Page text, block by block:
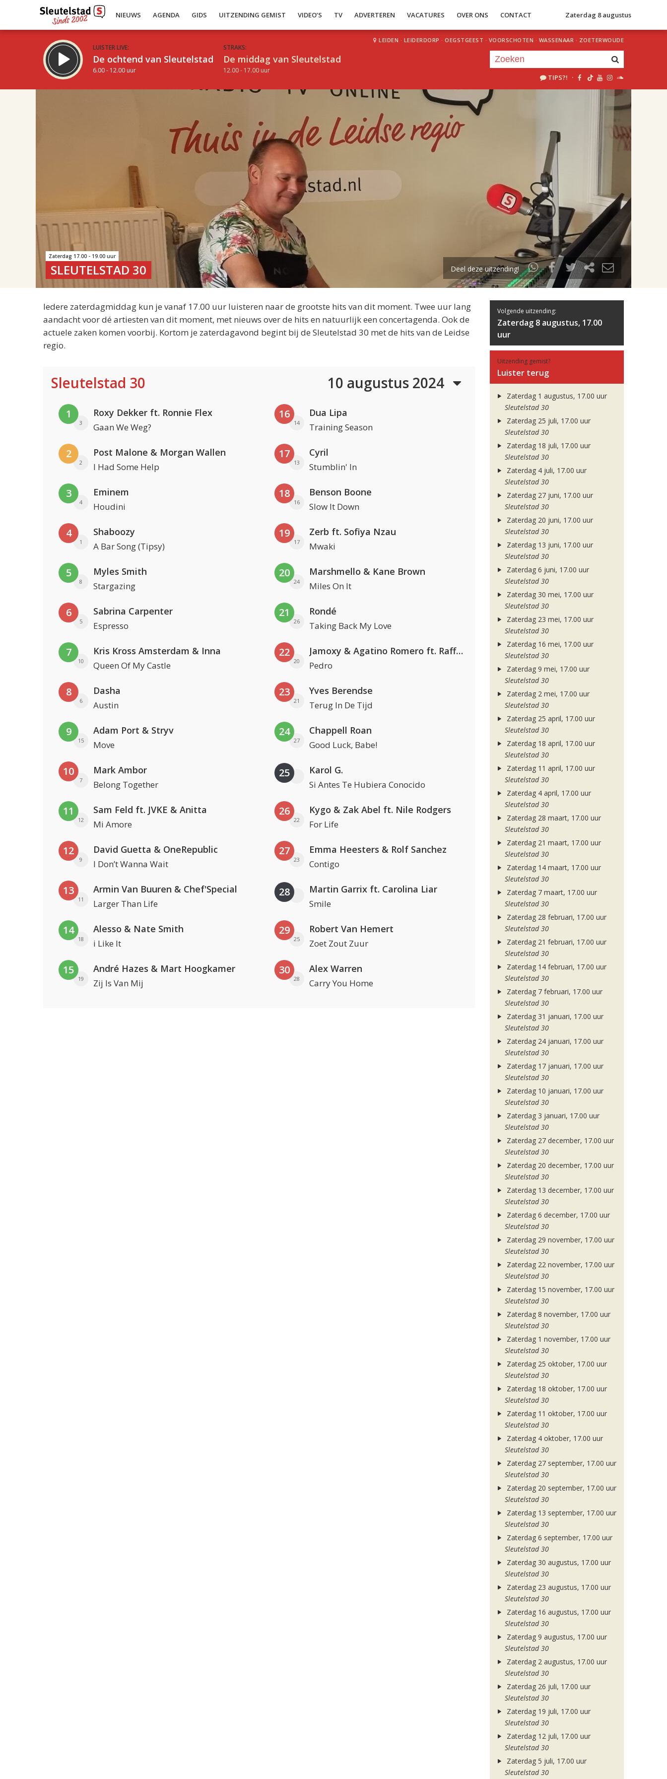
NIEUWS AGENDA GIDS UITZENDING GEMIST VIDEO’S TV ADVERTEREN VACATURES OVER ONS CONTACT Zaterdag 8 augustus
LUISTER LIVE:
De ochtend van Sleutelstad
6.00 - 12.00 uur
STRAKS:
De middag van Sleutelstad
12.00 - 17.00 uur
LEIDEN · LEIDERDORP · OEGSTGEEST · VOORSCHOTEN · WASSENAAR · ZOETERWOUDE
TIPS?! ·
uur 1 van 2
Volgend uur
Zaterdag 17.00 - 19.00 uur
SLEUTELSTAD 30 Deel deze uitzending!
Iedere zaterdagmiddag kun je vanaf 17.00 uur luisteren naar de grootste hits van dit moment. Twee uur lang
aandacht voor dé artiesten van dit moment, met nieuws over de hits en natuurlijk een concertagenda. Ook de
actuele zaken komen voorbij. Kortom je zaterdagavond begint bij de Sleutelstad 30 met de hits van de Leidse
regio.
Sleutelstad 30 10 augustus 2024
1
3
Roxy Dekker ft. Ronnie Flex
Gaan We Weg?
2
2
Post Malone & Morgan Wallen
I Had Some Help
3
4
Eminem
Houdini
4
1
Shaboozy
A Bar Song (Tipsy)
5
8
Myles Smith
Stargazing
6
5
Sabrina Carpenter
Espresso
7
10
Kris Kross Amsterdam & Inna
Queen Of My Castle
8
6
Dasha
Austin
9
15
Adam Port & Stryv
Move
10
7
Mark Ambor
Belong Together
11
12
Sam Feld ft. JVKE & Anitta
Mi Amore
12
9
David Guetta & OneRepublic
I Don’t Wanna Wait
13
11
Armin Van Buuren & Chef'Special
Larger Than Life
14
18
Alesso & Nate Smith
i Like It
15
19
André Hazes & Mart Hoogkamer
Zij Is Van Mij
16
14
Dua Lipa
Training Season
17
13
Cyril
Stumblin' In
18
16
Benson Boone
Slow It Down
19
17
Zerb ft. Sofiya Nzau
Mwaki
20
24
Marshmello & Kane Brown
Miles On It
21
26
Rondé
Taking Back My Love
22
20
Jamoxy & Agatino Romero ft. Raffaella Carrà
Pedro
23
21
Yves Berendse
Terug In De Tijd
24
27
Chappell Roan
Good Luck, Babe!
25 Karol G.
Si Antes Te Hubiera Conocido
26
22
Kygo & Zak Abel ft. Nile Rodgers
For Life
27
23
Emma Heesters & Rolf Sanchez
Contigo
28 Martin Garrix ft. Carolina Liar
Smile
29
25
Robert Van Hemert
Zoet Zout Zuur
30
28
Alex Warren
Carry You Home
Volgende uitzending:
Zaterdag 8 augustus, 17.00
uur
Uitzending gemist?
Luister terug
Zaterdag 1 augustus, 17.00 uur
Sleutelstad 30
Zaterdag 25 juli, 17.00 uur
Sleutelstad 30
Zaterdag 18 juli, 17.00 uur
Sleutelstad 30
Zaterdag 4 juli, 17.00 uur
Sleutelstad 30
Zaterdag 27 juni, 17.00 uur
Sleutelstad 30
Zaterdag 20 juni, 17.00 uur
Sleutelstad 30
Zaterdag 13 juni, 17.00 uur
Sleutelstad 30
Zaterdag 6 juni, 17.00 uur
Sleutelstad 30
Zaterdag 30 mei, 17.00 uur
Sleutelstad 30
Zaterdag 23 mei, 17.00 uur
Sleutelstad 30
Zaterdag 16 mei, 17.00 uur
Sleutelstad 30
Zaterdag 9 mei, 17.00 uur
Sleutelstad 30
Zaterdag 2 mei, 17.00 uur
Sleutelstad 30
Zaterdag 25 april, 17.00 uur
Sleutelstad 30
Zaterdag 18 april, 17.00 uur
Sleutelstad 30
Zaterdag 11 april, 17.00 uur
Sleutelstad 30
Zaterdag 4 april, 17.00 uur
Sleutelstad 30
Zaterdag 28 maart, 17.00 uur
Sleutelstad 30
Zaterdag 21 maart, 17.00 uur
Sleutelstad 30
Zaterdag 14 maart, 17.00 uur
Sleutelstad 30
Zaterdag 7 maart, 17.00 uur
Sleutelstad 30
Zaterdag 28 februari, 17.00 uur
Sleutelstad 30
Zaterdag 21 februari, 17.00 uur
Sleutelstad 30
Zaterdag 14 februari, 17.00 uur
Sleutelstad 30
Zaterdag 7 februari, 17.00 uur
Sleutelstad 30
Zaterdag 31 januari, 17.00 uur
Sleutelstad 30
Zaterdag 24 januari, 17.00 uur
Sleutelstad 30
Zaterdag 17 januari, 17.00 uur
Sleutelstad 30
Zaterdag 10 januari, 17.00 uur
Sleutelstad 30
Zaterdag 3 januari, 17.00 uur
Sleutelstad 30
Zaterdag 27 december, 17.00 uur
Sleutelstad 30
Zaterdag 20 december, 17.00 uur
Sleutelstad 30
Zaterdag 13 december, 17.00 uur
Sleutelstad 30
Zaterdag 6 december, 17.00 uur
Sleutelstad 30
Zaterdag 29 november, 17.00 uur
Sleutelstad 30
Zaterdag 22 november, 17.00 uur
Sleutelstad 30
Zaterdag 15 november, 17.00 uur
Sleutelstad 30
Zaterdag 8 november, 17.00 uur
Sleutelstad 30
Zaterdag 1 november, 17.00 uur
Sleutelstad 30
Zaterdag 25 oktober, 17.00 uur
Sleutelstad 30
Zaterdag 18 oktober, 17.00 uur
Sleutelstad 30
Zaterdag 11 oktober, 17.00 uur
Sleutelstad 30
Zaterdag 4 oktober, 17.00 uur
Sleutelstad 30
Zaterdag 27 september, 17.00 uur
Sleutelstad 30
Zaterdag 20 september, 17.00 uur
Sleutelstad 30
Zaterdag 13 september, 17.00 uur
Sleutelstad 30
Zaterdag 6 september, 17.00 uur
Sleutelstad 30
Zaterdag 30 augustus, 17.00 uur
Sleutelstad 30
Zaterdag 23 augustus, 17.00 uur
Sleutelstad 30
Zaterdag 16 augustus, 17.00 uur
Sleutelstad 30
Zaterdag 9 augustus, 17.00 uur
Sleutelstad 30
Zaterdag 2 augustus, 17.00 uur
Sleutelstad 30
Zaterdag 26 juli, 17.00 uur
Sleutelstad 30
Zaterdag 19 juli, 17.00 uur
Sleutelstad 30
Zaterdag 12 juli, 17.00 uur
Sleutelstad 30
Zaterdag 5 juli, 17.00 uur
Sleutelstad 30